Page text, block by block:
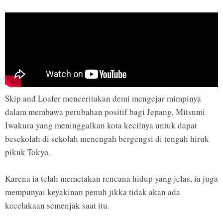
Skip and Loafer menceritakan demi mengejar mimpinya
dalam membawa perubahan positif bagi Jepang, Mitsumi
Iwakura yang meninggalkan kota kecilnya untuk dapat
besekolah di sekolah menengah bergengsi di tengah hiruk
pikuk Tokyo.
Karena ia telah memetakan rencana hidup yang jelas, ia juga
mempunyai keyakinan penuh jikka tidak akan ada
kecelakaan semenjak saat itu.